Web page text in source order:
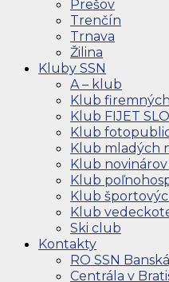
Prešov
Trenčín
Trnava
Žilina
Kluby SSN
A – klub
Klub
Klub FIJET
Klub
Klub mladých
Klub
Klub
Klub
Klub
Ski club
Kontakty
RO SSN
Centrála v